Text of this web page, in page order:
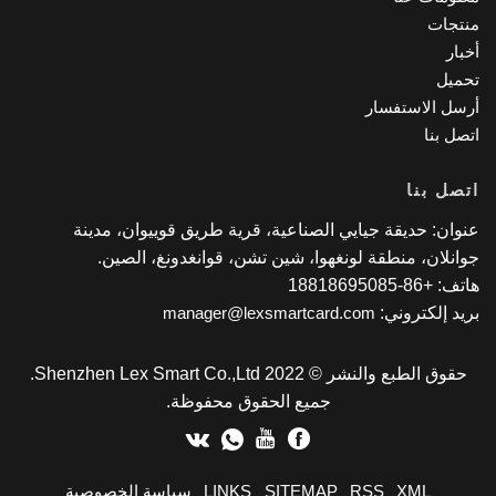
الاستفسار
بنا
بنا
حديقة جيايي الصناعية، قرية طريق قوييوان، مدينة
منطقة لونغهوا، شين تشن، قوانغدونغ، الصين.
18818695085
إلكتروني:manager@lexsmartcard.com
حقوق الطبع والنشر © 2022 Shenzhen Lex Smart Co.,Ltd.
جميع الحقوق محفوظة.
LINKS SITEMAP RSS XML سياسة الخصوصية